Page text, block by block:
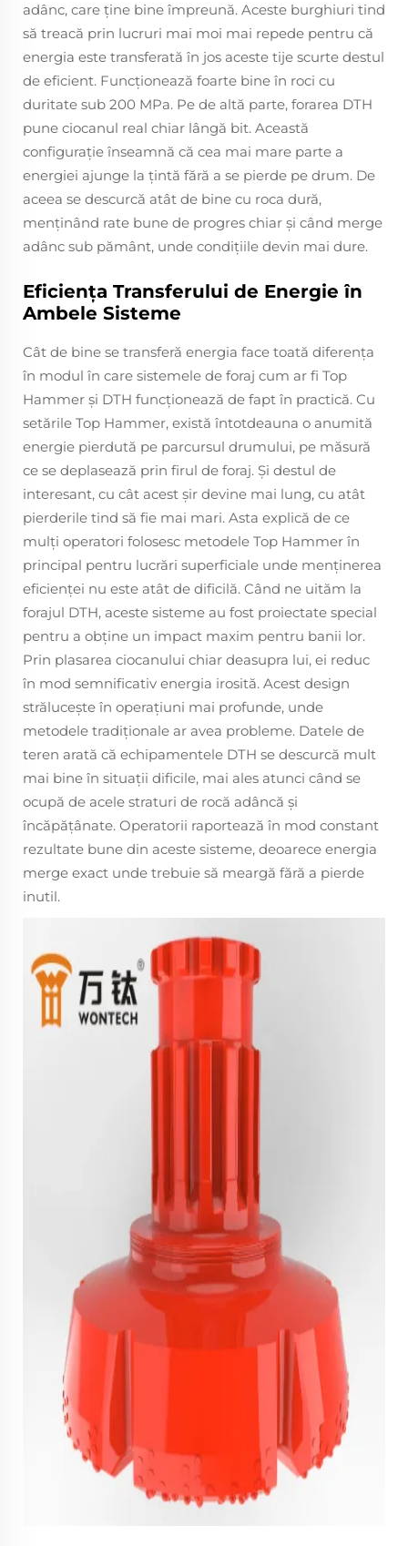
adânc, care ţine bine împreună. Aceste burghiuri tind
să treacă prin lucruri mai moi mai repede pentru că
energia este transferată în jos aceste tije scurte destul
de eficient. Funcţionează foarte bine în roci cu
duritate sub 200 MPa. Pe de altă parte, forarea DTH
pune ciocanul real chiar lângă bit. Această
configuraţie înseamnă că cea mai mare parte a
energiei ajunge la ţintă fără a se pierde pe drum. De
aceea se descurcă atât de bine cu roca dură,
menţinând rate bune de progres chiar şi când merge
adânc sub pământ, unde condiţiile devin mai dure.
Eficiența Transferului de Energie în
Ambele Sisteme
Cât de bine se transferă energia face toată diferența
în modul în care sistemele de foraj cum ar fi Top
Hammer și DTH funcționează de fapt în practică. Cu
setările Top Hammer, există întotdeauna o anumită
energie pierdută pe parcursul drumului, pe măsură
ce se deplasează prin firul de foraj. Și destul de
interesant, cu cât acest șir devine mai lung, cu atât
pierderile tind să fie mai mari. Asta explică de ce
mulţi operatori folosesc metodele Top Hammer în
principal pentru lucrări superficiale unde menţinerea
eficienţei nu este atât de dificilă. Când ne uităm la
forajul DTH, aceste sisteme au fost proiectate special
pentru a obține un impact maxim pentru banii lor.
Prin plasarea ciocanului chiar deasupra lui, ei reduc
în mod semnificativ energia irosită. Acest design
străluceşte în operaţiuni mai profunde, unde
metodele tradiţionale ar avea probleme. Datele de
teren arată că echipamentele DTH se descurcă mult
mai bine în situaţii dificile, mai ales atunci când se
ocupă de acele straturi de rocă adâncă şi
încăpăţânate. Operatorii raportează în mod constant
rezultate bune din aceste sisteme, deoarece energia
merge exact unde trebuie să meargă fără a pierde
inutil.